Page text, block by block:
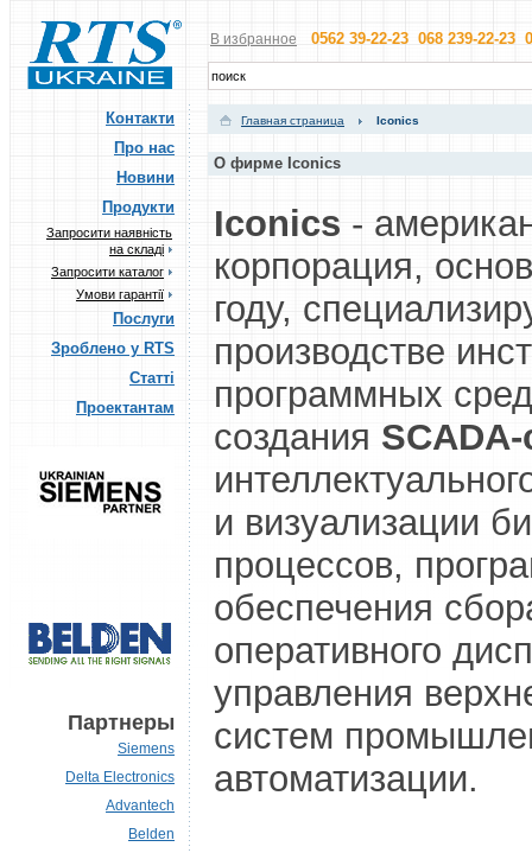
В избранное 0562 39-22-23 068 239-22-23
Контакти
Про нас
Новини
Продукти
Запросити наявність
на складі
Запросити каталог
Умови гарантії
Послуги
Зроблено у RTS
Статті
Проектантам
Партнеры
Siemens
Delta Electronics
Advantech
Belden
Главная страница Iconics
О фирме Iconics
Iconics -
корпорация,
году,
производстве
программных
создания
и визуализации
процессов,
обеспечения
оперативного
управления
систем
автоматизации.